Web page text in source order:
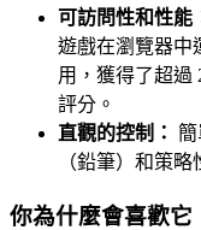
可訪問性和性能
遊戲在瀏覽器中
用，獲得了超過
評分。
直觀的控制： 簡
（鉛筆）和策
你為什麼會喜歡它